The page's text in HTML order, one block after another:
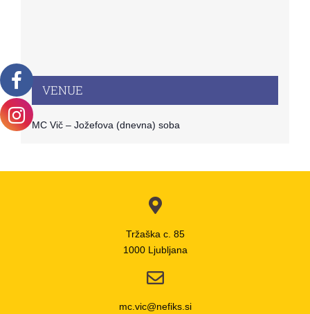
VENUE
MC Vič – Jožefova (dnevna) soba
Tržaška c. 85
1000 Ljubljana
mc.vic@nefiks.si